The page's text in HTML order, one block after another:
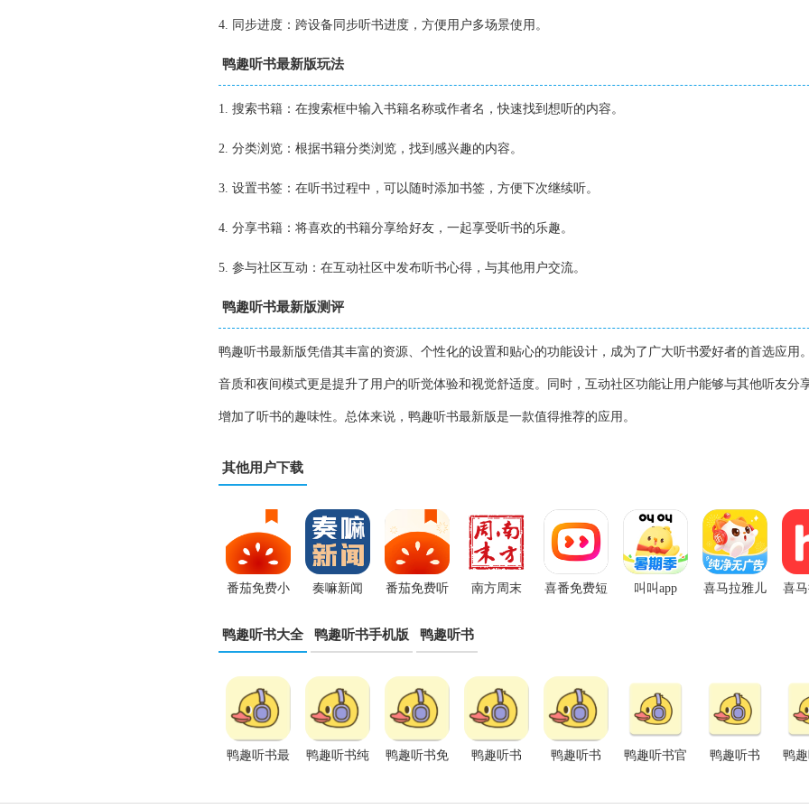
4. 同步进度：跨设备同步听书进度，方便用户多场景使用。
鸭趣听书最新版玩法
1. 搜索书籍：在搜索框中输入书籍名称或作者名，快速找到想听的内容。
2. 分类浏览：根据书籍分类浏览，找到感兴趣的内容。
3. 设置书签：在听书过程中，可以随时添加书签，方便下次继续听。
4. 分享书籍：将喜欢的书籍分享给好友，一起享受听书的乐趣。
5. 参与社区互动：在互动社区中发布听书心得，与其他用户交流。
鸭趣听书最新版测评
鸭趣听书最新版凭借其丰富的资源、个性化的设置和贴心的功能设计，成为了广大听书爱好者的首选应用
音质和夜间模式更是提升了用户的听觉体验和视觉舒适度。同时，互动社区功能让用户能够与其他听友分
增加了听书的趣味性。总体来说，鸭趣听书最新版是一款值得推荐的应用。
其他用户下载
番茄免费小
说App
奏嘛新闻
app
番茄免费听
小说app
南方周末 喜番免费短 叫叫app 喜马拉雅儿 喜
鸭趣听书大全 鸭趣听书手机版 鸭趣听书
鸭趣听书最 鸭趣听书纯 鸭趣听书免 鸭趣听书 鸭趣听书 鸭趣听书官 鸭趣听书 鸭